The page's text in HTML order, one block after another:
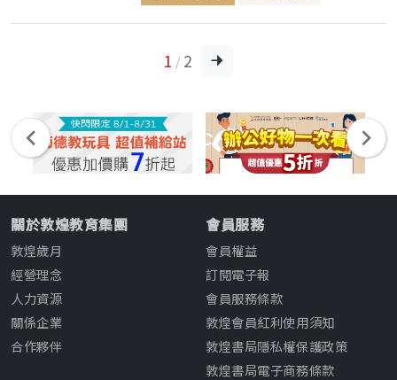
1 / 2
關於敦煌教育集團
敦煌歲月
經營理念
人力資源
關係企業
合作夥伴
會員服務
會員權益
訂閱電子報
會員服務條款
敦煌會員紅利使用須知
敦煌書局隱私權保護政策
敦煌書局電子商務條款